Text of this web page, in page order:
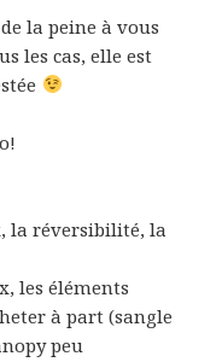
la peine à vous
les cas, elle est
la réversibilité, la
les éléments
à part (sangle
peu